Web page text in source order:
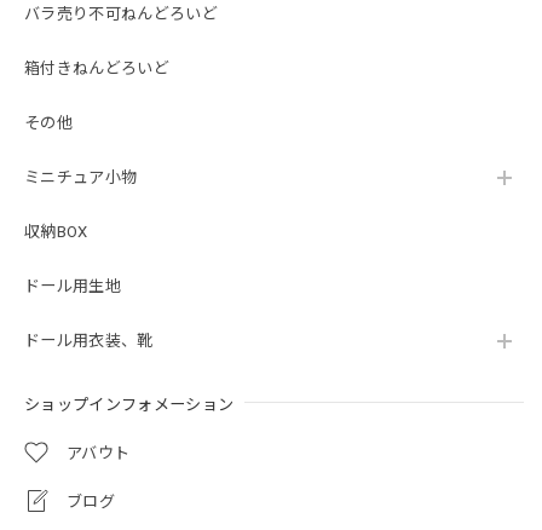
バラ売り不可ねんどろいど
箱付きねんどろいど
その他
ミニチュア小物
収納BOX
ドール用生地
ドール用衣装、靴
ショップインフォメーション
アバウト
ブログ